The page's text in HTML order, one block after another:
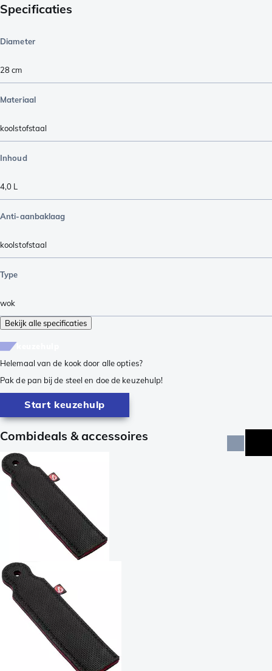
Specificaties
Diameter
28 cm
Materiaal
koolstofstaal
Inhoud
4,0 L
Anti-aanbaklaag
koolstofstaal
Type
wok
Bekijk alle specificaties
Helemaal van de kook door alle opties?
Pak de pan bij de steel en doe de keuzehulp!
Start keuzehulp
Combideals & accessoires